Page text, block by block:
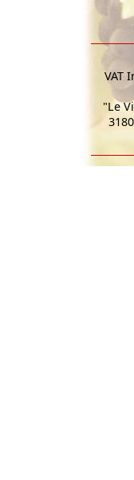
VAT
"Le